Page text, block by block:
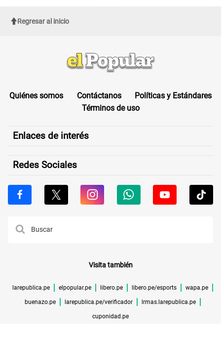
Regresar al inicio
Quiénes somos Contáctanos
Políticas y Estándares
Términos de uso
Enlaces de interés
Redes Sociales
Visita también
larepublica.pe elpopular.pe libero.pe libero.pe/esports wapa.pe
buenazo.pe larepublica.pe/verificador lrmas.larepublica.pe
cuponidad.pe